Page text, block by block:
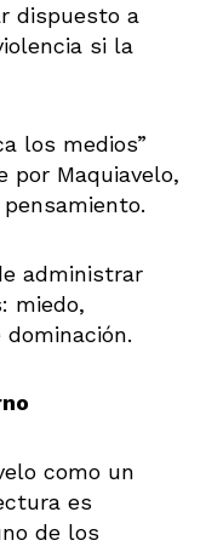
dispuesto a
si la
los medios”
Maquiavelo,
administrar
miedo,
como un
es
de los